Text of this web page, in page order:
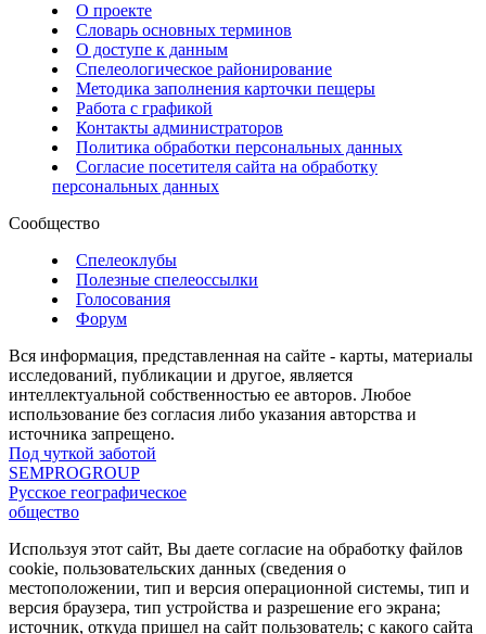
О проекте
Словарь основных терминов
О доступе к данным
Спелеологическое районирование
Методика заполнения карточки пещеры
Работа с графикой
Контакты администраторов
Политика обработки персональных данных
Согласие посетителя сайта на обработку
персональных данных
Сообщество
Спелеоклубы
Полезные спелеоссылки
Голосования
Форум
Вся информация, представленная на сайте - карты, материалы
исследований, публикации и другое, является
интеллектуальной собственностью ее авторов. Любое
использование без согласия либо указания авторства и
источника запрещено.
Под чуткой заботой
SEMPROGROUP
Русское географическое
общество
Используя этот сайт, Вы даете согласие на обработку файлов
cookie, пользовательских данных (сведения о
местоположении, тип и версия операционной системы, тип и
версия браузера, тип устройства и разрешение его экрана;
источник, откуда пришел на сайт пользователь; с какого сайта